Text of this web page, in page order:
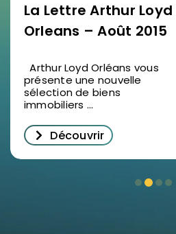
La Lettre Arthur Loyd
Orleans – Août 2015
Arthur Loyd Orléans vous
présente une nouvelle
sélection de biens
immobiliers ...
Découvrir